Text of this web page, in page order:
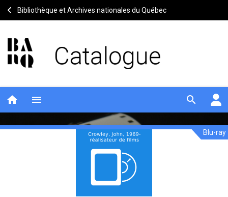
Bibliothèque et Archives nationales du Québec
home menu search
Blu-ray